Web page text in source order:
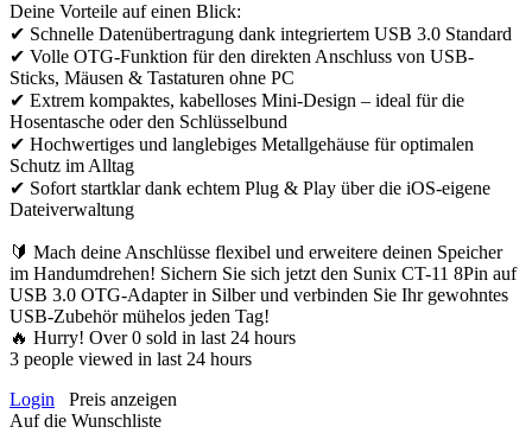
Deine Vorteile auf einen Blick:
✔ Schnelle Datenübertragung dank integriertem USB 3.0 Standard
✔ Volle OTG-Funktion für den direkten Anschluss von USB-
Sticks, Mäusen & Tastaturen ohne PC
✔ Extrem kompaktes, kabelloses Mini-Design – ideal für die
Hosentasche oder den Schlüsselbund
✔ Hochwertiges und langlebiges Metallgehäuse für optimalen
Schutz im Alltag
✔ Sofort startklar dank echtem Plug & Play über die iOS-eigene
Dateiverwaltung
🔰 Mach deine Anschlüsse flexibel und erweitere deinen Speicher
im Handumdrehen! Sichern Sie sich jetzt den Sunix CT-11 8Pin auf
USB 3.0 OTG-Adapter in Silber und verbinden Sie Ihr gewohntes
USB-Zubehör mühelos jeden Tag!
🔥 Hurry! Over0 sold in last 24 hours
3 people viewed in last 24 hours
Login
Preis anzeigen
Auf die Wunschliste